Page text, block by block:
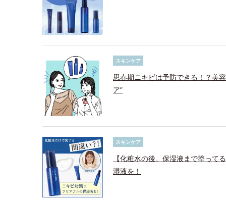
スキンケア
思春期ニキビは予防できる！？美
ア”
スキンケア
【化粧水の後、保湿液まで塗って
湿液を！